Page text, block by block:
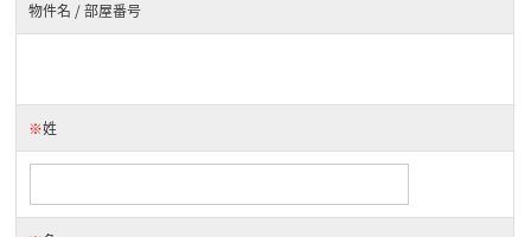
物件名 / 部屋番号
※姓